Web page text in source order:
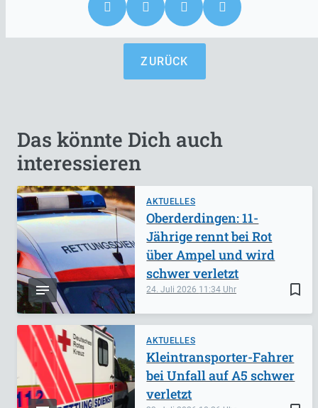
ZURÜCK
Das könnte Dich auch
interessieren
AKTUELLES
bookmark_border
24. Juli 2026 11:34
Oberderdingen: 11-
Jährige rennt bei Rot
über Ampel und wird
schwer verletzt
AKTUELLES
Kleintransporter-Fahrer
bei Unfall auf A5 schwer
verletzt